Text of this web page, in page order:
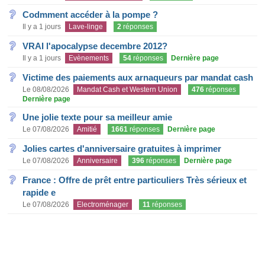
Codmment accéder à la pompe ?
Il y a 1 jours Lave-linge 2 réponses
VRAI l'apocalypse decembre 2012?
Il y a 1 jours Evènements 54 réponses Dernière page
Victime des paiements aux arnaqueurs par mandat cash
Le 08/08/2026 Mandat Cash et Western Union 476 réponses
Dernière page
Une jolie texte pour sa meilleur amie
Le 07/08/2026 Amitié 1661 réponses Dernière page
Jolies cartes d'anniversaire gratuites à imprimer
Le 07/08/2026 Anniversaire 396 réponses Dernière page
France : Offre de prêt entre particuliers Très sérieux et
rapide e
Le 07/08/2026 Electroménager 11 réponses